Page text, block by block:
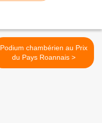
Podium chambérien au Prix
du Pays Roannais >